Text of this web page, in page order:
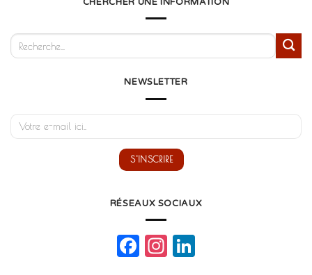
NEWSLETTER
RÉSEAUX SOCIAUX
Facebook
Instagram